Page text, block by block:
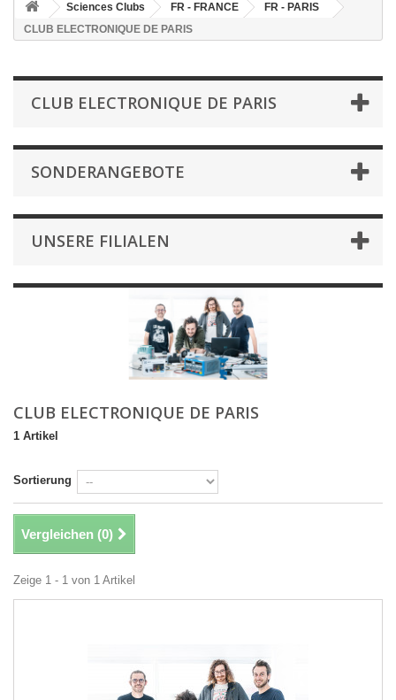
Sciences Clubs FR - FRANCE
FR - PARIS
CLUB ELECTRONIQUE DE PARIS
CLUB ELECTRONIQUE DE PARIS
SONDERANGEBOTE
UNSERE FILIALEN
CLUB ELECTRONIQUE DE PARIS
1 Artikel
Sortierung
Vergleichen (0)
Zeige 1 - 1 von 1 Artikel